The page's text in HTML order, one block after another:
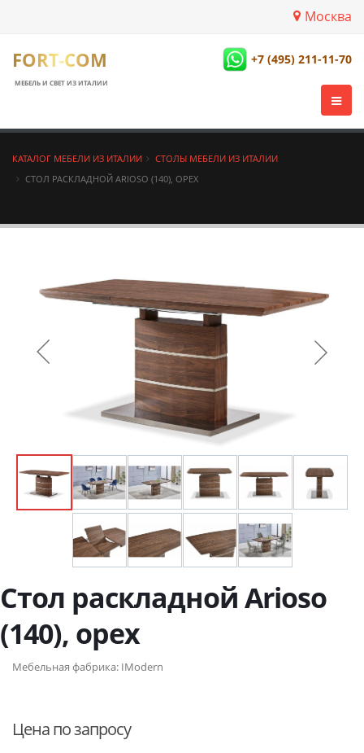
Москва
FORT-COM
МЕБЕЛЬ И СВЕТ ИЗ ИТАЛИИ
+7 (495) 211-11-70
КАТАЛОГ МЕБЕЛИ ИЗ ИТАЛИИ
СТОЛЫ МЕБЕЛИ ИЗ ИТАЛИИ
СТОЛ РАСКЛАДНОЙ ARIOSO (140), ОРЕХ
Стол раскладной Arioso
(140), орех
Мебельная фабрика: IModern
Цена по запросу